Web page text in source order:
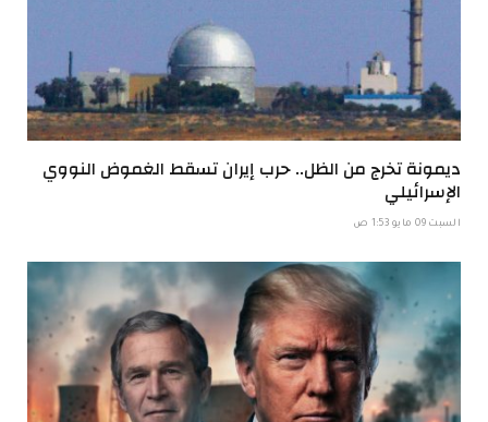
ديمونة تخرج من الظل.. حرب إيران تسقط الغموض النووي
الإسرائيلي
السبت 09 مايو 1:53 ص